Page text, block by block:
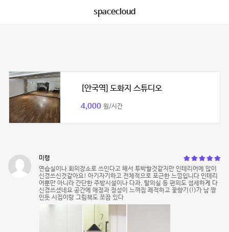
spacecloud
[안국역] 도화지 스튜디오
4,000 원/시간
미령
연습실이나 회의장소로 쓰인다고 해서 투박할것같지만 인테리어에 많이
신경쓰신것같아요! 아기자기하고 전체적으로 포근한 느낌입니다 인테리
어뿐만 아니라 간단한 주방시설이나 다과, 탈의실 등 편의도 섬세하게 다
신경쓰셨네요 공간에 애정과 정성이 느껴짐 쾌적하고 꽃향기(!)가 남 짱
인듯 시집이랑 그림책도 쪼끔 있다